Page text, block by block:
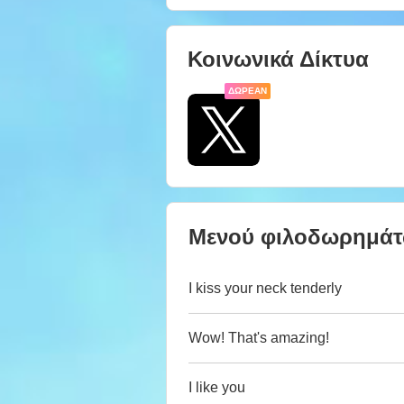
Κοινωνικά Δίκτυα
ΔΩΡΕΆΝ
Μενού
I kiss your neck tenderly
Wow! That's amazing!
I like you